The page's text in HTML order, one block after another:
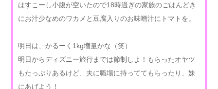
はすこーし小腹が空いたので18時過ぎの家族のごはんどき
にお汁少なめのワカメと豆腐入りのお味噌汁にトマトを。
明日は、かるーく1kg増量かな（笑）
明日からディズニー旅行までは節制しよ！もらったオヤツ
もたっぷりあるけど、夫に職場に持っててもらったり、妹
にあげよう！